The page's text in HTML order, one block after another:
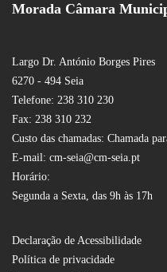
Morada Câmara
Largo Dr. António Borges Pires
6270 - 494 Seia
Telefone: 238 310 230
Fax: 238 310 232
Custo das chamadas: Chamada
E-mail: cm-seia@cm-seia.pt
Horário:
Segunda a Sexta, das 9h às 17h
Declaração de Acessibilidade
Política de privacidade